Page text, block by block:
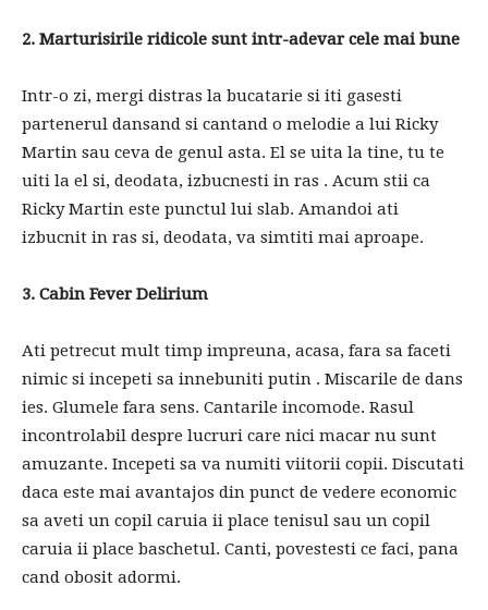
2. Marturisirile ridicole sunt intr-adevar cele mai bune
Intr-o zi, mergi distras la bucatarie si iti gasesti
partenerul dansand si cantand o melodie a lui Ricky
Martin sau ceva de genul asta. El se uita la tine, tu te
uiti la el si, deodata, izbucnesti in ras . Acum stii ca
Ricky Martin este punctul lui slab. Amandoi ati
izbucnit in ras si, deodata, va simtiti mai aproape.
3. Cabin Fever Delirium
Ati petrecut mult timp impreuna, acasa, fara sa faceti
nimic si incepeti sa innebuniti putin . Miscarile de dans
ies. Glumele fara sens. Cantarile incomode. Rasul
incontrolabil despre lucruri care nici macar nu sunt
amuzante. Incepeti sa va numiti viitorii copii. Discutati
daca este mai avantajos din punct de vedere economic
sa aveti un copil caruia ii place tenisul sau un copil
caruia ii place baschetul. Canti, povestesti ce faci, pana
cand obosit adormi.